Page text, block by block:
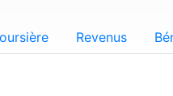
Revenus